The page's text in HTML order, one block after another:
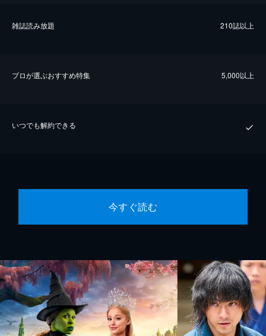
雑誌読み放題 210誌以上
プロが選ぶおすすめ特集 5,000以上
いつでも解約できる
今すぐ読む